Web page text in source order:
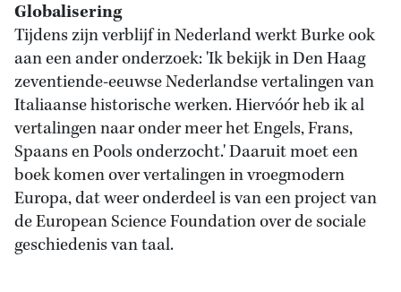
Globalisering
Tijdens zijn verblijf in Nederland werkt Burke ook
aan een ander onderzoek: 'Ik bekijk in Den Haag
zeventiende-eeuwse Nederlandse vertalingen van
Italiaanse historische werken. Hiervóór heb ik al
vertalingen naar onder meer het Engels, Frans,
Spaans en Pools onderzocht.' Daaruit moet een
boek komen over vertalingen in vroegmodern
Europa, dat weer onderdeel is van een project van
de European Science Foundation over de sociale
geschiedenis van taal.